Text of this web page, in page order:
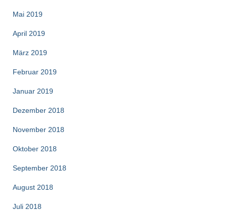
Mai 2019
April 2019
März 2019
Februar 2019
Januar 2019
Dezember 2018
November 2018
Oktober 2018
September 2018
August 2018
Juli 2018